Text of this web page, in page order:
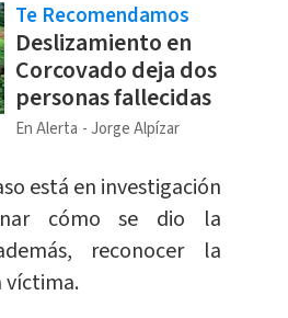
Te Recomendamos
Deslizamiento en
Corcovado deja dos
personas fallecidas
En Alerta Jorge Alpízar
está en investigación
cómo se dio la
reconocer la
víctima.